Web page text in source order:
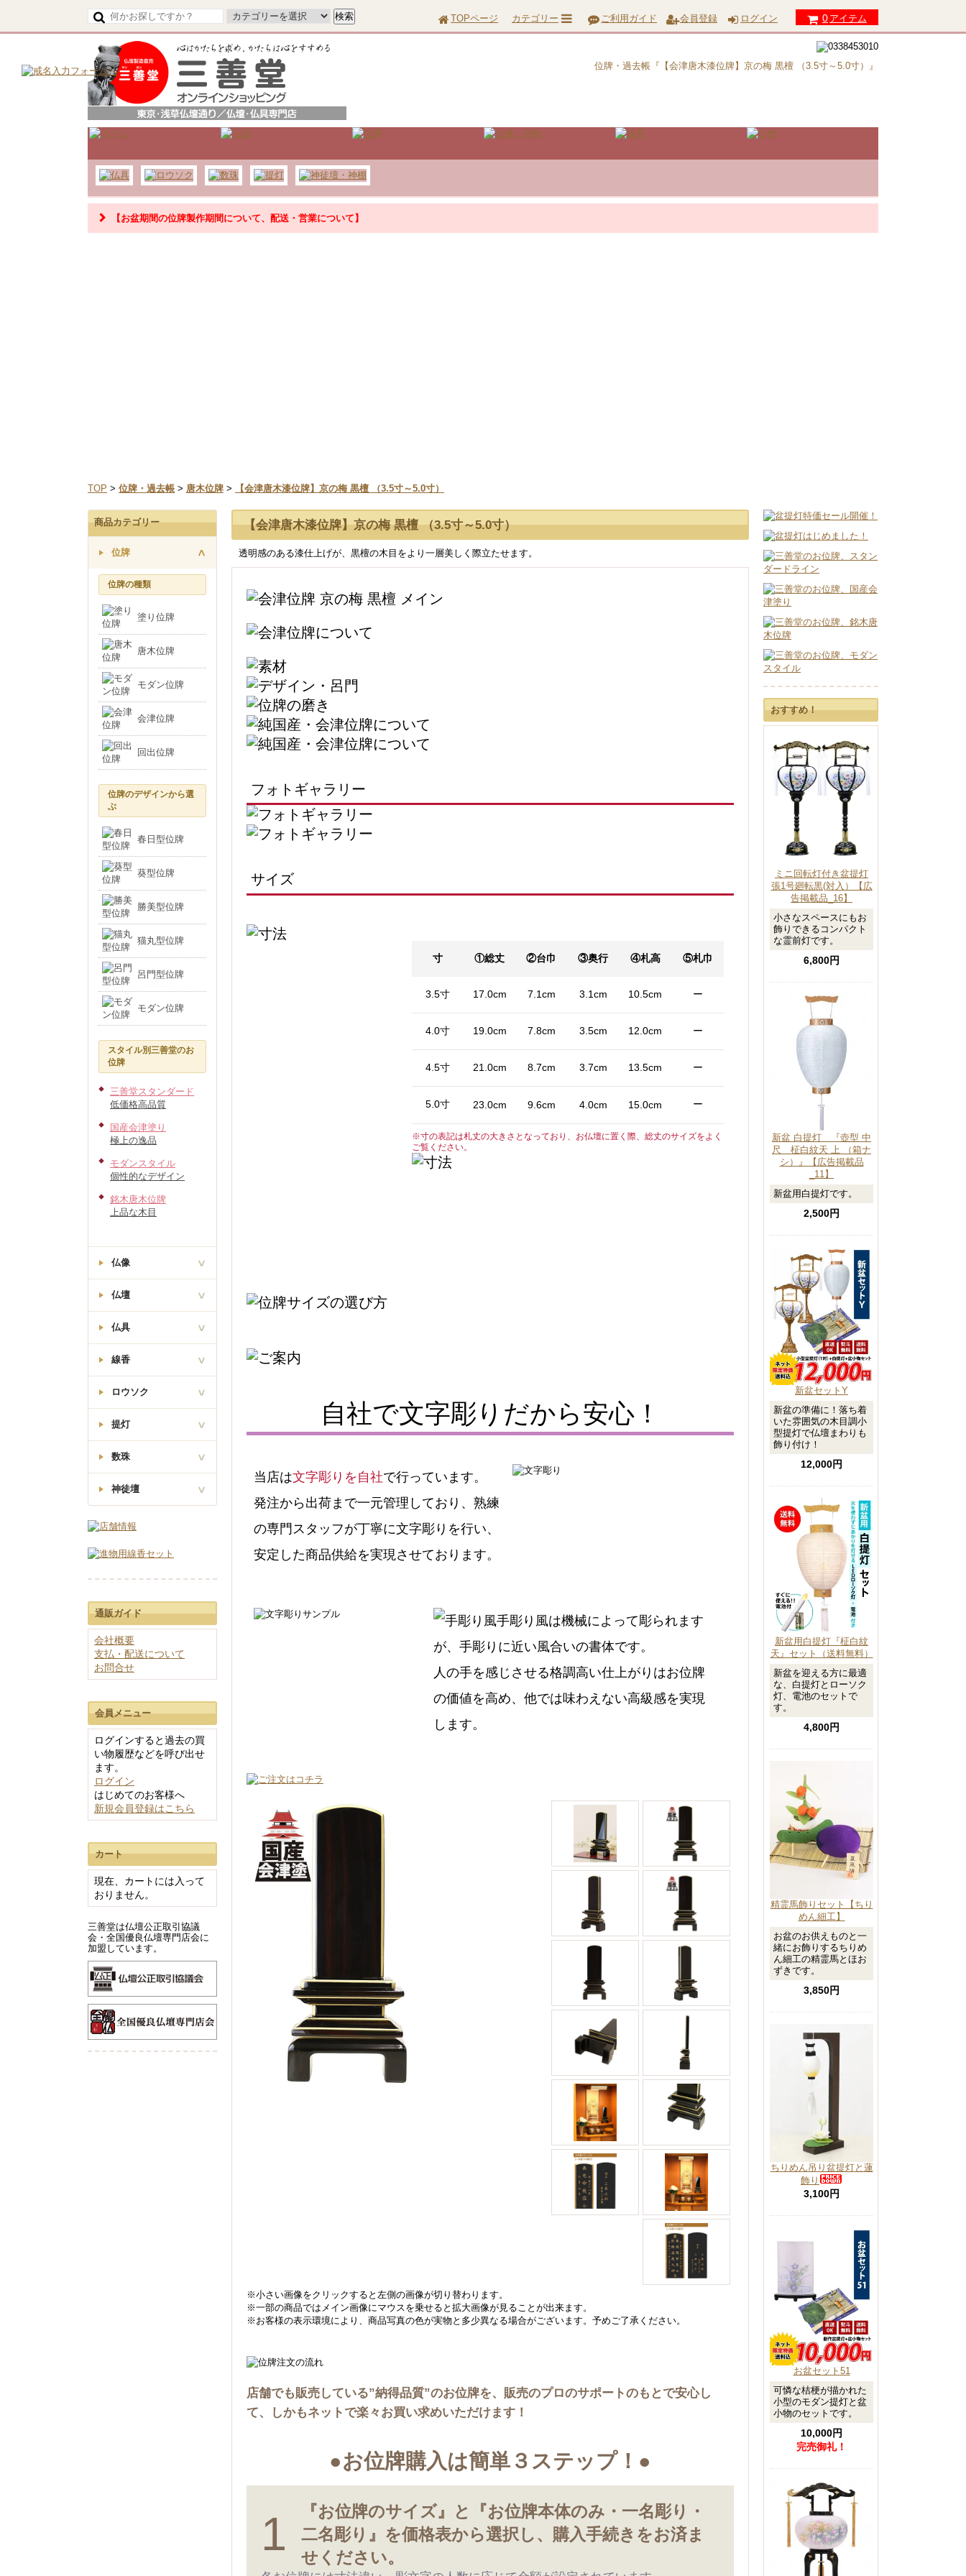
TOPページ カテゴリー ご利用ガイド 会員登録 ログイン 0 アイテム
位牌・過去帳『【会津唐木漆位牌】京の梅 黒檀 （3.5寸～5.0寸）』
【令和8年熊本地震の影響によるお荷物のお届けについて】
【お盆期間の位牌製作期間について、配送・営業について】
TOP > 位牌・過去帳 > 唐木位牌 > 【会津唐木漆位牌】京の梅 黒檀 （3.5寸～5.0寸）
【会津唐木漆位牌】京の梅 黒檀 （3.5寸～5.0寸）
透明感のある漆仕上げが、黒檀の木目をより一層美しく際立たせます。
フォトギャラリー
サイズ
寸 ①総丈 ②台巾 ③奥行 ④札高 ⑤札巾
3.5寸 17.0cm 7.1cm 3.1cm 10.5cm ー
4.0寸 19.0cm 7.8cm 3.5cm 12.0cm ー
4.5寸 21.0cm 8.7cm 3.7cm 13.5cm ー
5.0寸 23.0cm 9.6cm 4.0cm 15.0cm ー
※寸の表記は札丈の大きさとなっており、お仏壇に置く際、総丈のサイズをよく
ご覧ください。
自社で文字彫りだから安心！
当店は文字彫りを自社で行っています。
発注から出荷まで一元管理しており、熟練
の専門スタッフが丁寧に文字彫りを行い、
安定した商品供給を実現させております。
手彫り風は機械によって彫られます
が、手彫りに近い風合いの書体です。
人の手を感じさせる格調高い仕上がりはお位牌
の価値を高め、他では味わえない高級感を実現
します。
※小さい画像をクリックすると左側の画像が切り替わります。
※一部の商品ではメイン画像にマウスを乗せると拡大画像が見ることが出来ます。
※お客様の表示環境により、商品写真の色が実物と多少異なる場合がございます。予めご了承ください。
店舗でも販売している”納得品質”のお位牌を、販売のプロのサポートのもとで安心し
て、しかもネットで楽々お買い求めいただけます！
●お位牌購入は簡単３ステップ！●
1
『お位牌のサイズ』と『お位牌本体のみ・一名彫り・
二名彫り』を価格表から選択し、購入手続きをお済ま
せください。
おすすめ！
ミニ回転灯付き盆提灯
張1号廻転黒(対入）【広
告掲載品_16】
小さなスペースにもお
飾りできるコンパクト
な霊前灯です。
6,800円
新盆 白提灯 『壺型 中
尺 柾白紋天 上 （箱ナ
シ）』【広告掲載品
_11】
新盆用白提灯です。
2,500円
新盆セットY
新盆の準備に！落ち着
いた雰囲気の木目調小
型提灯で仏壇まわりも
飾り付け！
12,000円
新盆用白提灯『柾白紋
天』セット（送料無料）
新盆を迎える方に最適
な、白提灯とローソク
灯、電池のセットで
す。
4,800円
精霊馬飾りセット【ちり
めん細工】
お盆のお供えものと一
緒にお飾りするちりめ
ん細工の精霊馬とほお
ずきです。
3,850円
ちりめん吊り盆提灯と蓮
飾り
3,100円
お盆セット51
可憐な桔梗が描かれた
小型のモダン提灯と盆
小物のセットです。
10,000円
完売御礼！
商品カテゴリー
位牌
位牌の種類
塗り位牌
唐木位牌
モダン位牌
会津位牌
回出位牌
位牌のデザインから選
ぶ
春日型位牌
葵型位牌
勝美型位牌
猫丸型位牌
呂門型位牌
モダン位牌
スタイル別三善堂のお
位牌
三善堂スタンダード
低価格高品質
国産会津塗り
極上の逸品
モダンスタイル
個性的なデザイン
銘木唐木位牌
上品な木目
仏像
西立弥陀如来像
浄土真宗
座釈迦/座弥陀
天台宗
舟立弥陀如来像
日蓮宗
仏壇
モダンミニ仏壇
90万以上
50～90万円
20～30万円
10～20万円
10万円未満
40cm未満
40～50cm
50～60cm
60cm未満
60～100cm
100～140cm
140cm以上
仏具
火立・花立・香炉
灰ならし・ローソク消
湯呑椀・仏飯器
高月・霊供膳
リン布団・リン台
敷
経机・敷物
従来型仏具セット
線香
オリジナル
梅栄堂
松栄堂
薫寿堂
玉初堂
奥野清明堂
大発
尚林堂
孔官堂
香炉灰
ロウソク
従来ロウソク
故人の好物シリーズ
提灯
廻転行灯
行灯
吊り提灯
霊前灯・創作提灯
住吉
数珠
男性用
神徒壇
神棚
通販ガイド
会社概要
支払・配送について
お問合せ
会員メニュー
ログインすると過去の買
い物履歴などを呼び出せ
ます。
ログイン
はじめてのお客様へ
新規会員登録はこちら
カート
現在、カートには入って
おりません。
三善堂は仏壇公正取引協議
会・全国優良仏壇専門店会に
加盟しています。